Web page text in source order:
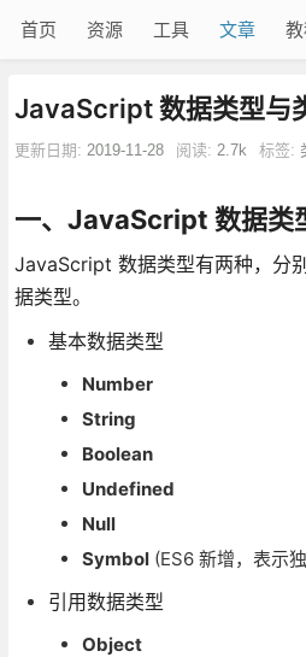
首页 资源 工具 文章
JavaScript 数据类型与
更新日期: 2019-11-28 阅读: 2.7k 标签:
一、JavaScript 数据类
JavaScript 数据类型有两种，分
据类型。
基本数据类型
Number
String
Boolean
Undefined
Null
Symbol(ES6 新增，表示
引用数据类型
Object